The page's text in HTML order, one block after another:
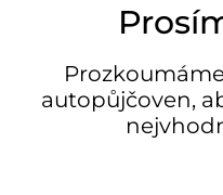
autopůjčoven,